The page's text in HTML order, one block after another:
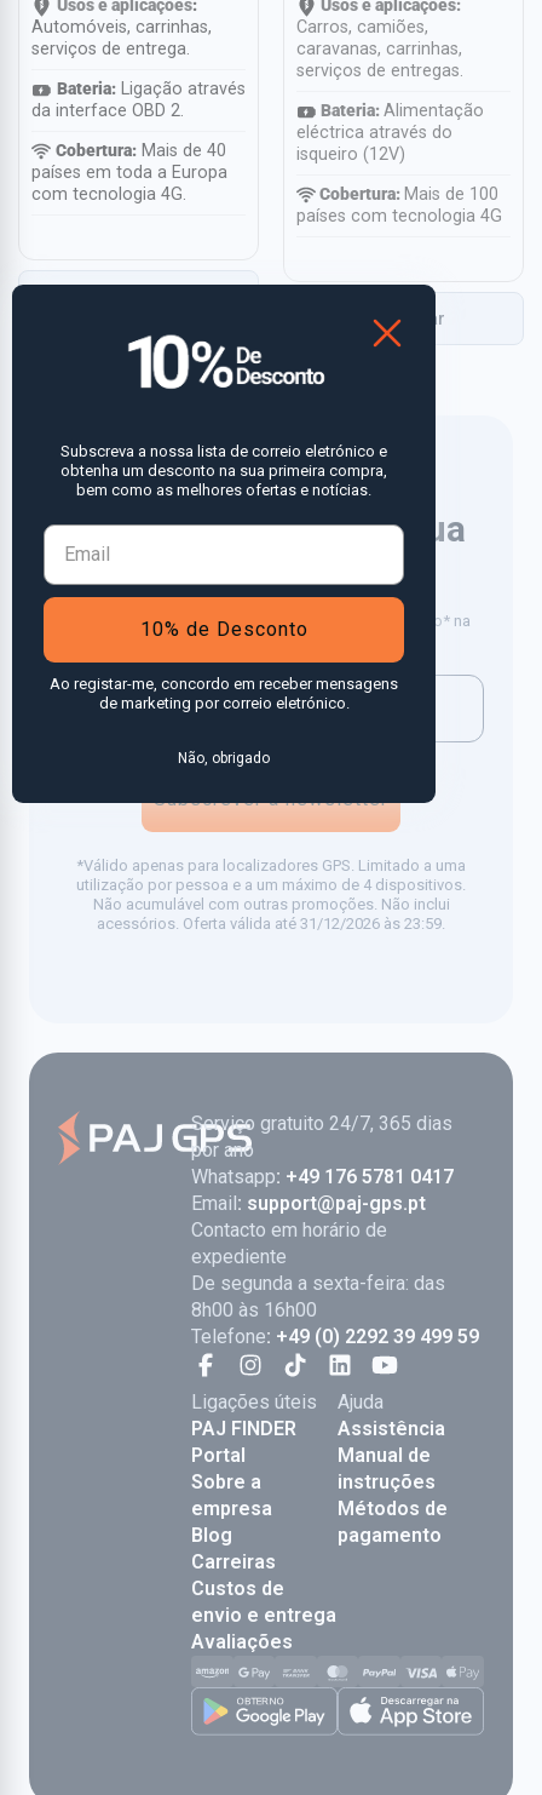
Usos e aplicações:
Automóveis, carrinhas,
serviços de entrega.
Bateria:Ligação através
da interface OBD 2.
Cobertura:Mais de 40
países em toda a Europa
com tecnologia 4G.
Usos e aplicações:
Carros, camiões,
caravanas, carrinhas,
serviços de entregas.
Bateria:Alimentação
eléctrica através do
isqueiro (12V)
Cobertura: Mais de 100
países com tecnologia 4G
Comparar
10% de descontona sua
próxima compra
Subscreva a nossa newsletter e receba um desconto* na
sua próxima compra.
Subscrever a newsletter
*Válido apenas para localizadores GPS. Limitado a uma
utilização por pessoa e a um máximo de 4 dispositivos.
Não acumulável com outras promoções. Não inclui
acessórios. Oferta válida até 31/12/2026 às 23:59.
Serviço gratuito 24/7, 365 dias
por ano
Whatsapp: +49 176 5781 0417
Email: support@paj-gps.pt
Contacto em horário de
expediente
De segunda a sexta-feira: das
8h00 às 16h00
Telefone: +49 (0) 2292 39 499 59
Ligações úteis
PAJ FINDER
Portal
Sobre a
empresa
Blog
Carreiras
Custos de
envio e entrega
Avaliações
Ajuda
Assistência
Manual de
instruções
Métodos de
pagamento
Subscreva a nossa lista de correio eletrónico e
obtenha um desconto na sua primeira compra,
bem como as melhores ofertas e notícias.
10% de Desconto
Ao registar-me, concordo em receber mensagens
de marketing por correio eletrónico.
Não, obrigado